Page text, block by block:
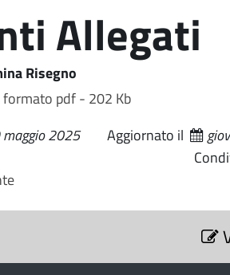
Allegati
Risegno
pdf - 202 Kb
2025 Aggiornato il